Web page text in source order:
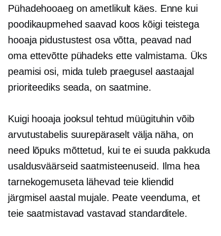
Pühadehooaeg on ametlikult käes. Enne kui
poodikaupmehed saavad koos kõigi teistega
hooaja pidustustest osa võtta, peavad nad
oma ettevõtte pühadeks ette valmistama. Üks
peamisi osi, mida tuleb praegusel aastaajal
prioriteediks seada, on saatmine.
Kuigi hooaja jooksul tehtud müügituhin võib
arvutustabelis suurepäraselt välja näha, on
need lõpuks mõttetud, kui te ei suuda pakkuda
usaldusväärseid saatmisteenuseid. Ilma hea
tarnekogemuseta lähevad teie kliendid
järgmisel aastal mujale. Peate veenduma, et
teie saatmistavad vastavad standarditele.